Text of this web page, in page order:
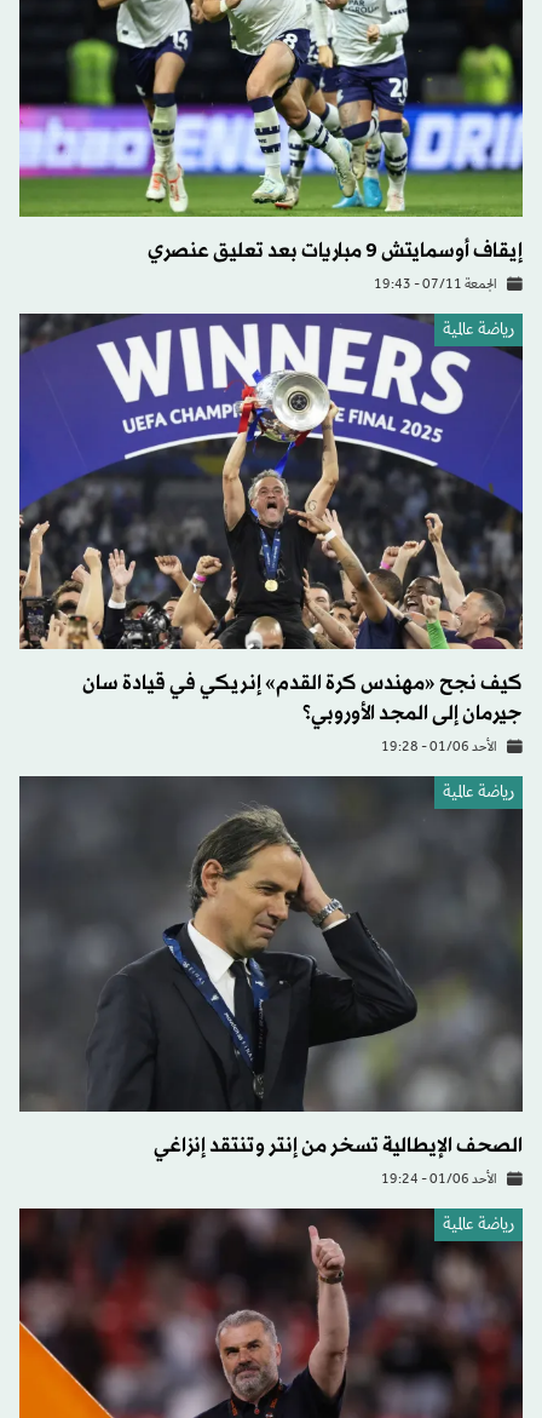
إيقاف أوسمايتش 9 مباريات بعد تعليق عنصري
الجمعة 07/11 - 19:43
رياضة عالمية
كيف نجح «مهندس كرة القدم» إنريكي في قيادة سان
جيرمان إلى المجد الأوروبي؟
الأحد 01/06 - 19:28
رياضة عالمية
الصحف الإيطالية تسخر من إنتر وتنتقد إنزاغي
الأحد 01/06 - 19:24
رياضة عالمية